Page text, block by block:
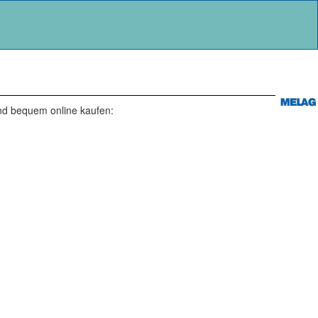
bequem online kaufen: